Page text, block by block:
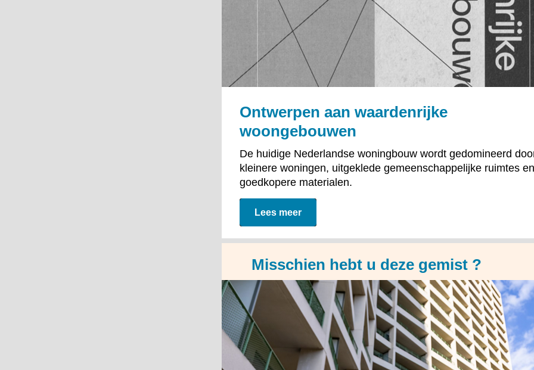
Ontwerpen aan waardenrijke
woongebouwen
De huidige Nederlandse woningbouw wordt gedomineerd
kleinere woningen, uitgeklede gemeenschappelijke ruimtes en
goedkopere materialen.
Lees meer
Misschien hebt u deze gemist ?